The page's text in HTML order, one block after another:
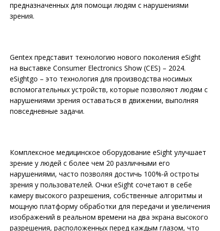
предназначенных для помощи людям с нарушениями
зрения.
Gentex представит технологию нового поколения eSight
на выставке Consumer Electronics Show (CES) – 2024.
eSightgo – это технология для производства носимых
вспомогательных устройств, которые позволяют людям с
нарушениями зрения оставаться в движении, выполняя
повседневные задачи.
Комплексное медицинское оборудование eSight улучшает
зрение у людей с более чем 20 различными его
нарушениями, часто позволяя достичь 100%-й остроты
зрения у пользователей. Очки eSight сочетают в себе
камеру высокого разрешения, собственные алгоритмы и
мощную платформу обработки для передачи и увеличения
изображений в реальном времени на два экрана высокого
разрешения, расположенных перед каждым глазом, что